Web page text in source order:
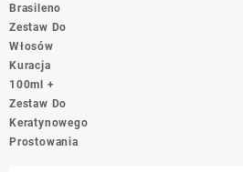
Brasileno
Zestaw Do
Włosów
Kuracja
100ml +
Zestaw Do
Keratynowego
Prostowania